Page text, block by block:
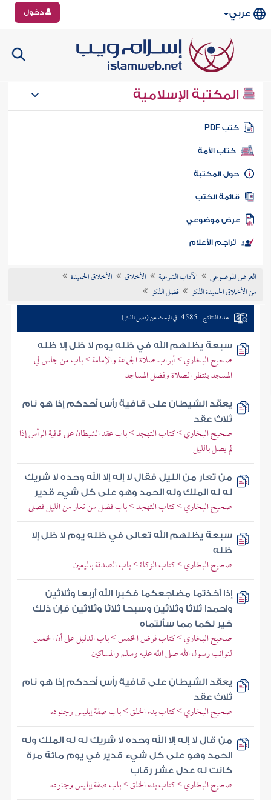
عربي دخول
المكتبة الإسلامية
كتب PDF
كتاب الأمة
المكتبة
الكتب
موضوعي
تراجم الأعلام
العرض الموضوعي الآداب الشرعية الأخلاق
الأخلاق الحميدة
من الأخلاق الحميدة الذكر
فضل الذكر
عدد النتائج : 4585 في البحث عن (فضل الذكر)
سبعة يظلهم الله في ظله يوم لا ظل إلا ظله
صحيح البخاري > أبواب صلاة الجماعة والإمامة > باب من جلس في
المسجد ينتظر الصلاة وفضل المساجد
يعقد الشيطان على قافية رأس أحدكم إذا هو نام
ثلاث عقد
صحيح البخاري > كتاب التهجد > باب عقد الشيطان على قافية الرأس إذا
لم يصل بالليل
من تعار من الليل فقال لا إله إلا الله وحده لا شريك
له له الملك وله الحمد وهو على كل شيء قدير
صحيح البخاري > كتاب التهجد > باب فضل من تعار من الليل فصلى
سبعة يظلهم الله تعالى في ظله يوم لا ظل إلا
ظله
صحيح البخاري > كتاب الزكاة > باب الصدقة باليمين
إذا أخذتما مضاجعكما فكبرا الله أربعا وثلاثين
واحمدا ثلاثا وثلاثين وسبحا ثلاثا وثلاثين فإن ذلك
خير لكما مما سألتماه
صحيح البخاري > كتاب فرض الخمس > باب الدليل على أن الخمس
لنوائب رسول الله صلى الله عليه وسلم والمساكين
يعقد الشيطان على قافية رأس أحدكم إذا هو نام
ثلاث عقد
صحيح البخاري > كتاب بدء الخلق > باب صفة إبليس وجنوده
من قال لا إله إلا الله وحده لا شريك له له الملك وله
الحمد وهو على كل شيء قدير في يوم مائة مرة
كانت له عدل عشر رقاب
صحيح البخاري > كتاب بدء الخلق > باب صفة إبليس وجنوده